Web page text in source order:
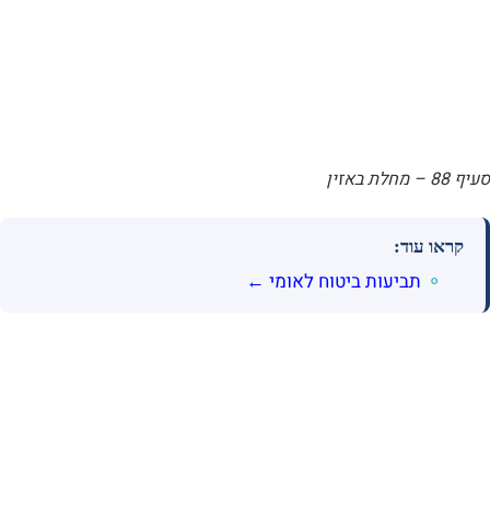
סעיף 88 – מחלת באזין
קראו עוד:
תביעות ביטוח לאומי ←